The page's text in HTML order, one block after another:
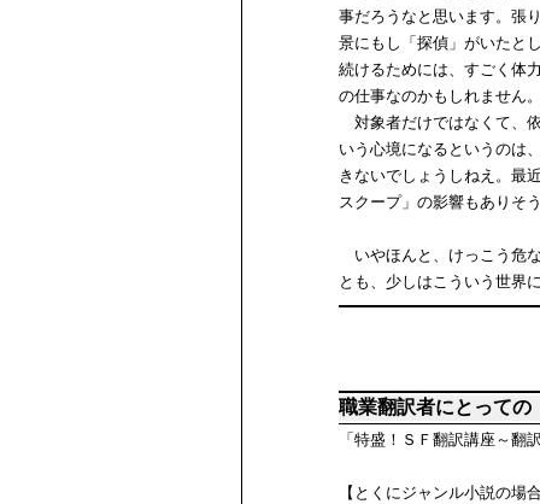
事だろうなと思います。張
景にもし「探偵」がいたと
続けるためには、すごく体
の仕事なのかもしれません
対象者だけではなくて、
いう心境になるというのは
きないでしょうしねえ。最
スクープ」の影響もありそ
いやほんと、けっこう危
とも、少しはこういう世界
職業翻訳者にとっての
「特盛！ＳＦ翻訳講座～翻
【とくにジャンル小説の